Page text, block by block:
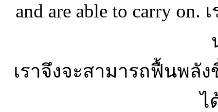
and are able to carry on.
เราจึงจะสามารถฟื้นพลัง
ไ